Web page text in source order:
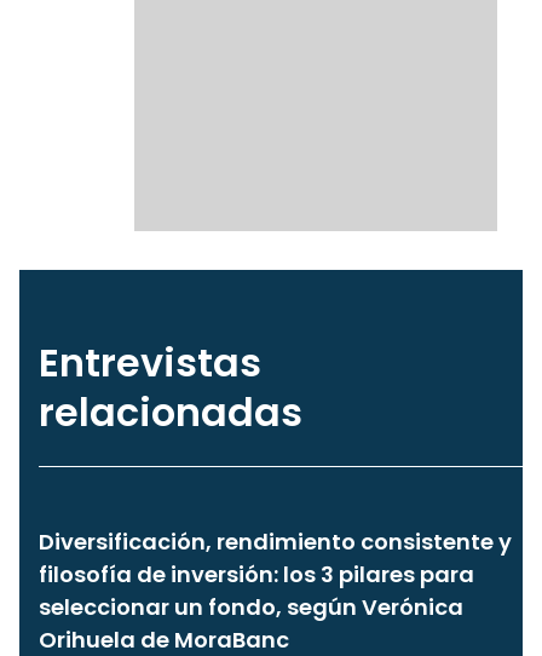
Entrevistas
relacionadas
Diversificación, rendimiento consistente y
filosofía de inversión: los 3 pilares para
seleccionar un fondo, según Verónica
Orihuela de MoraBanc